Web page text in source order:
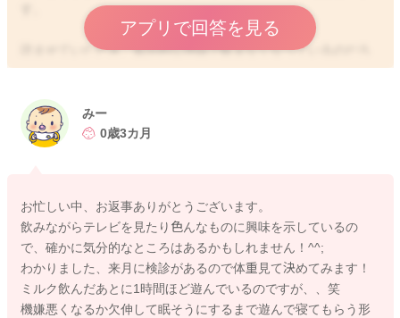
読ませていただき、気分的な理由で飲まなくなっているのだろ
うなとも思いました。
とで、飲み方が変わっていているのだと思います。
もっとお腹が空いて、飲みたくなるように床の上でゴロゴロ遊
んでもらう時間を増やすのもいいかもしれません。
うつ伏せ遊びを増やしてみることで、体力を使うことになりま
すので、今よりももっとお腹が空いたと感じてくれることもあ
るかもしれません。
アプリで回答を見る
みー
0歳3カ月
お忙しい中、お返事ありがとうございます。
飲みながらテレビを見たり色んなものに興味を示しているの
で、確かに気分的なところはあるかもしれません！^^;
わかりました、来月に検診があるので体重見て決めてみます！
ミルク飲んだあとに1時間ほど遊んでいるのですが、、笑
機嫌悪くなるか欠伸して眠そうにするまで遊んで寝てもらう形